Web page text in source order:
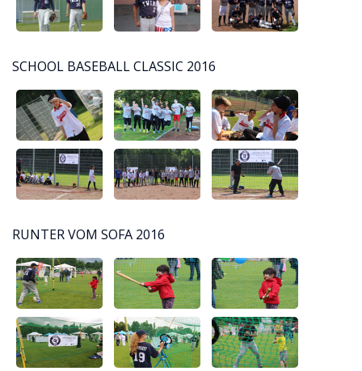
SCHOOL BASEBALL CLASSIC 2016
RUNTER VOM SOFA 2016